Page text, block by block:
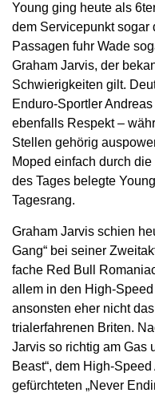
Young ging heute als
dem Servicepunkt sogar
Passagen fuhr Wade
Graham Jarvis, der
Schwierigkeiten gilt.
Enduro-Sportler
ebenfalls Respekt –
Stellen gehörig
Moped einfach durch
des Tages belegte
Tagesrang.
Graham Jarvis schien
Gang“ bei seiner
fache Red Bull
allem in den High-
ansonsten eher nicht
trialerfahrenen Briten.
Jarvis so richtig am Gas
Beast“, dem High-
gefürchteten „Never